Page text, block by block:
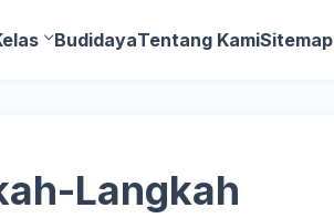
BudidayaTentang KamiSitemap
Langkah